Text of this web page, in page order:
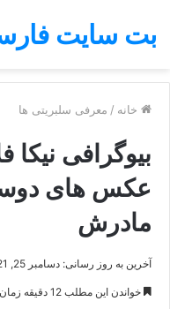
بت سایت
خانه / معرفی سلبریتی ها
بیوگرافی نیکا
عکس های
مادرش
آخرین به روز رسانی: دسامبر 25, 2021
خواندن این مطلب 12 دقیقه زمان میبرد